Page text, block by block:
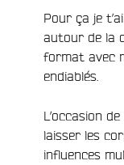
Pour ça je
autour de la
format avec
endiablés.
L’occasion
laisser les
influences